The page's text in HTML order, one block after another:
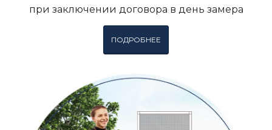
при заключении договора в день замера
ПОДРОБНЕЕ